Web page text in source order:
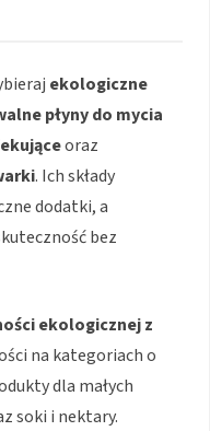
ekologiczne
płyny do mycia
oraz
. Ich składy
dodatki, a
bez
ekologicznej z
na kategoriach o
dla małych
soki i nektary.